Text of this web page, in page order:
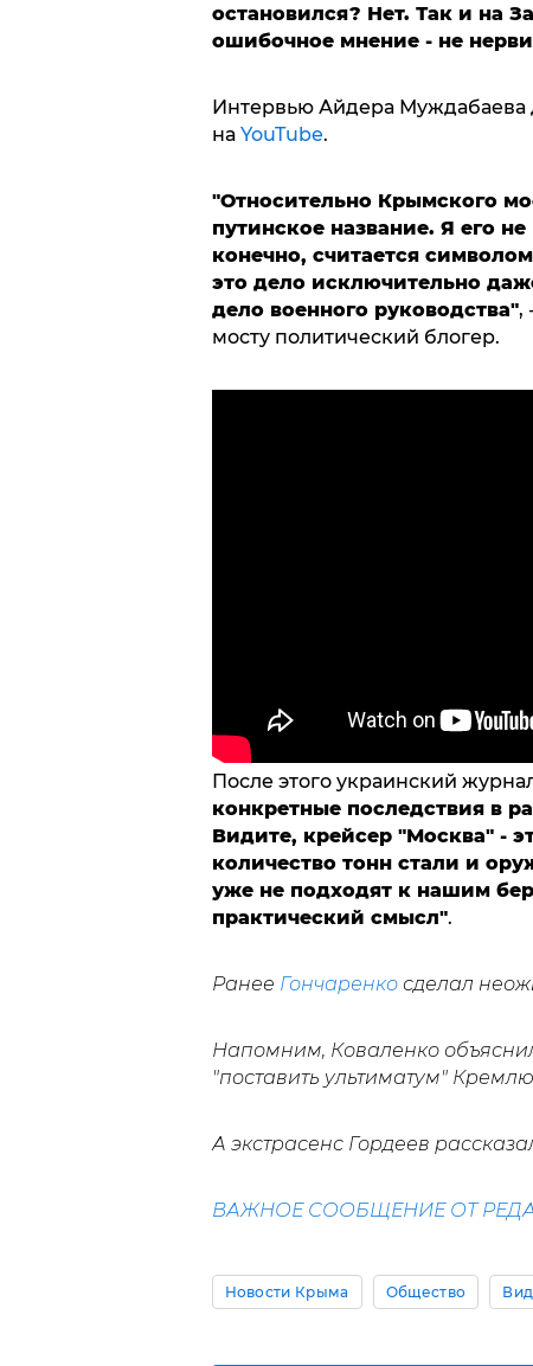
остановился? Нет. Так и на
ошибочное мнение - не
Интервью Айдера Муждабаева
наYouTube.
"Относительно Крымского
путинское название. Я его
конечно, считается
это дело исключительно
дело военного руководства",
мосту политический блогер.
После этого украинский
конкретные последствия в
Видите, крейсер "Москва" -
количество тонн стали и
уже не подходят к нашим
практический смысл".
Ранее Гончаренкосделал
Напомним, Коваленко
"поставить ультиматум" Кремлю.
А экстрасенс Гордеев
ВАЖНОЕ СООБЩЕНИЕ ОТ
Новости Крыма Общество